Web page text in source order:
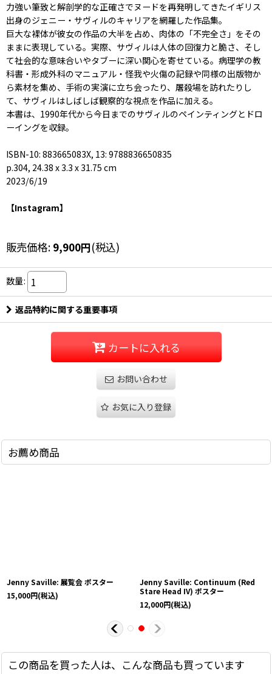
力強い筆致と解剖学的な正確さでヌードを再発明してきたイギリス
出身のジェニー・サヴィルのキャリアを網羅した作品集。
巨大な裸体が彼女の作品の大半を占め、肉体の「不完全さ」をその
ままに表現している。実際、サヴィルは人体の回復力と脆さ、そし
て社会的な意味合いやタブーに深い関心を寄せている。病理学の教
科書・形成外科のマニュアル・怪我や火傷の記録や同様の出版物か
ら素材を集め、手術の実演に立ち会ったり、屠殺場を訪れたりし
て、サヴィルはしばしば観察的な視点を作品に加える。
本書は、1990年代から今日までのサヴィルのペインティングとドロ
ーイングを収録。
ISBN-10: 883665083X, 13: 9788836650835
p.304, 24.38 x 3.3 x 31.75 cm
2023/6/19
【Instagram】
販売価格: 9,900円(税込)
数量:
返品特約に関する重要事項
カートに入れる
お問い合わせ
お気に入り登録
お薦め商品
Jenny Saville: 展覧会 ポスター
15,000円(税込)
Jenny Saville: Continuum (Red
Stare Head IV) ポスター
12,000円(税込)
この商品を買った人は、こんな商品も買っています